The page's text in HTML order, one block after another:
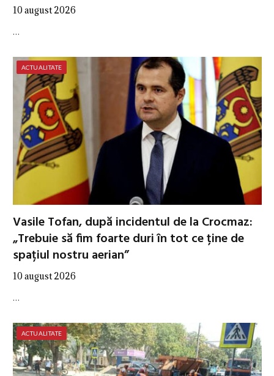
10 august 2026
…
ACTUALITATE
Vasile Tofan, după incidentul de la Crocmaz:
„Trebuie să fim foarte duri în tot ce ține de
spațiul nostru aerian”
10 august 2026
…
ACTUALITATE